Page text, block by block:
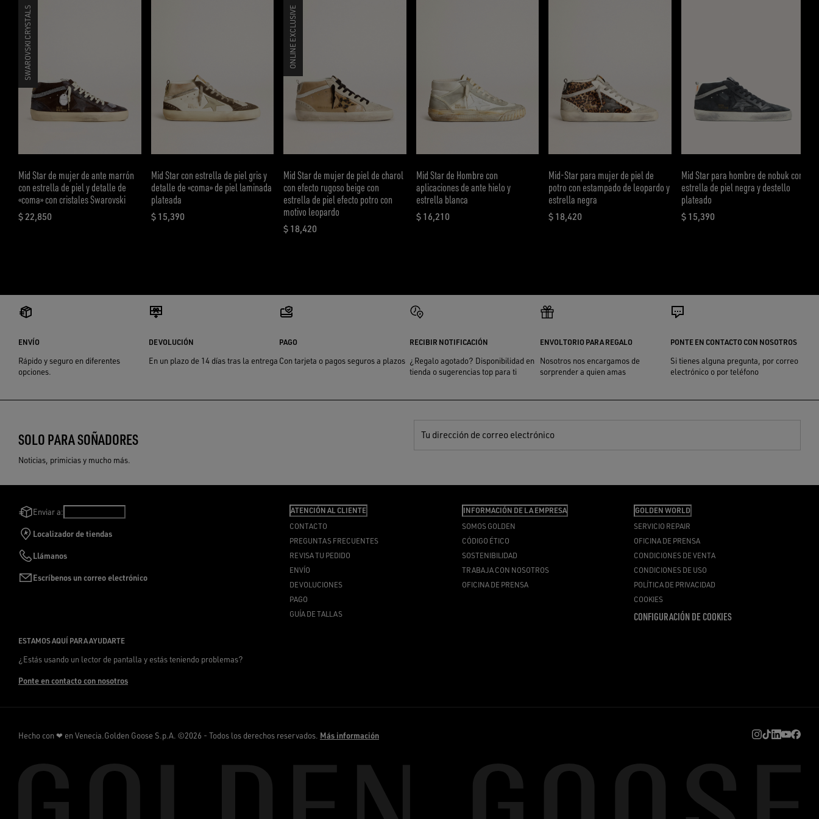
Mid Star de mujer de ante marrón
con estrella de piel y detalle de
«coma» con cristales Swarovski
$ 22,850
precio actual $ 22,850
SWAROVSKI CRYSTALS
Mid Star con estrella de piel gris y
detalle de «coma» de piel laminada
plateada
$ 15,390
precio actual $ 15,390
Mid Star de mujer de piel de charol
con efecto rugoso beige con
estrella de piel efecto potro con
motivo leopardo
$ 18,420
precio actual $ 18,420
ONLINE EXCLUSIVE
Mid Star de Hombre con
aplicaciones de ante hielo y
estrella blanca
$ 16,210
precio actual $ 16,210
Mid-Star para mujer de piel de
potro con estampado de leopardo y
estrella negra
$ 18,420
precio actual $ 18,420
Mid Star para hombre de nobuk con
estrella de piel negra y destello
plateado
$ 15,390
precio actual $ 15,390
ENVÍO
Rápido y seguro en diferentes
opciones.
DEVOLUCIÓN
En un plazo de 14 días tras la entrega
PAGO
Con tarjeta o pagos seguros a plazos
RECIBIR NOTIFICACIÓN
¿Regalo agotado? Disponibilidad en
tienda o sugerencias top para ti
ENVOLTORIO PARA REGALO
Nosotros nos encargamos de
sorprender a quien amas
PONTE EN CONTACTO CON NOSOTROS
Si tienes alguna pregunta, por correo
electrónico o por teléfono
SOLO PARA SOÑADORES
Noticias, primicias y mucho más.
Tu dirección de correo electrónico
Enviar a:
Localizador de tiendas
Llámanos
Escríbenos un correo electrónico
ATENCIÓN AL CLIENTE
CONTACTO
PREGUNTAS FRECUENTES
REVISA TU PEDIDO
ENVÍO
DEVOLUCIONES
PAGO
GUÍA DE TALLAS
INFORMACIÓN DE LA EMPRESA
SOMOS GOLDEN
CÓDIGO ÉTICO
SOSTENIBILIDAD
TRABAJA CON NOSOTROS
OFICINA DE PRENSA
GOLDEN WORLD
SERVICIO REPAIR
OFICINA DE PRENSA
CONDICIONES DE VENTA
CONDICIONES DE USO
POLÍTICA DE PRIVACIDAD
COOKIES
CONFIGURACIÓN DE COOKIES
ESTAMOS AQUÍ PARA AYUDARTE
¿Estás usando un lector de pantalla y estás teniendo problemas?
Ponte en contacto con nosotros
Hecho con ❤ en Venecia.Golden Goose S.p.A. ©2026 - Todos los derechos reservados. Más información